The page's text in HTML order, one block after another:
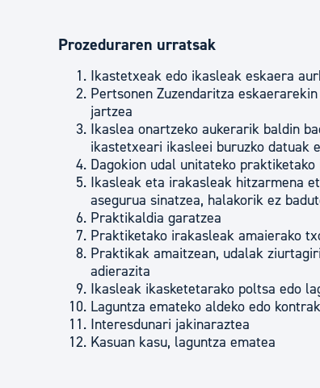
Prozeduraren urratsak
Ikastetxeak edo ikasleak eskaera
Pertsonen Zuzendaritza
jartzea
Ikaslea onartzeko aukerarik baldin
ikastetxeari ikasleei buruzko datuak
Dagokion udal unitateko
Ikasleak eta irakasleak hitzarmena
asegurua sinatzea, halakorik ez
Praktikaldia garatzea
Praktiketako irakasleak amaierako
Praktikak amaitzean, udalak
adierazita
Ikasleak ikasketetarako poltsa edo
Laguntza emateko aldeko edo
Interesdunari jakinaraztea
Kasuan kasu, laguntza ematea